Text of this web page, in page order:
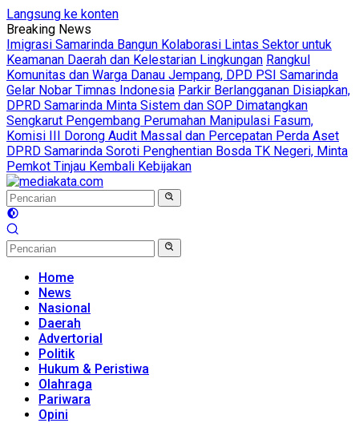
Langsung ke konten
Breaking News
Imigrasi Samarinda Bangun Kolaborasi Lintas Sektor untuk
Keamanan Daerah dan Kelestarian Lingkungan Rangkul
Komunitas dan Warga Danau Jempang, DPD PSI Samarinda
Gelar Nobar Timnas Indonesia Parkir Berlangganan Disiapkan,
DPRD Samarinda Minta Sistem dan SOP Dimatangkan
Sengkarut Pengembang Perumahan Manipulasi Fasum,
Komisi III Dorong Audit Massal dan Percepatan Perda Aset
DPRD Samarinda Soroti Penghentian Bosda TK Negeri, Minta
Pemkot Tinjau Kembali Kebijakan
Home
News
Nasional
Daerah
Advertorial
Politik
Hukum & Peristiwa
Olahraga
Pariwara
Opini